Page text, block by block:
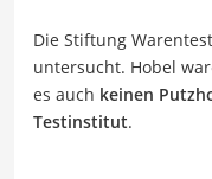
Die Stiftung
untersucht. Hobel
es auch keinen
Testinstitut.